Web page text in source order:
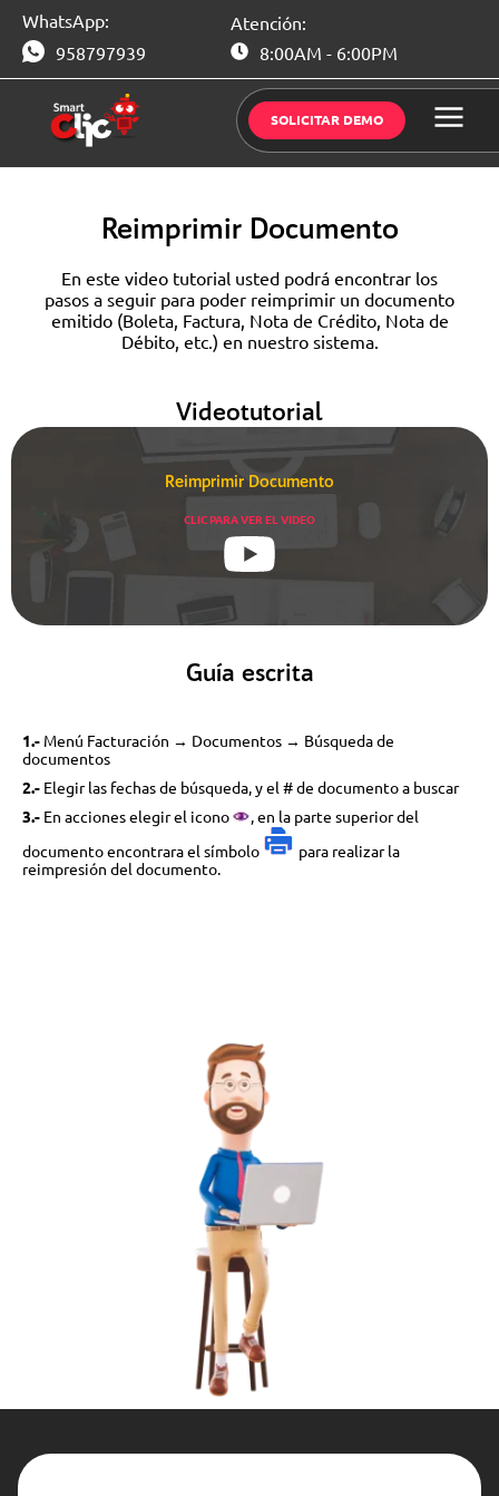
contenido
WhatsApp:
958797939
Atención:
8:00AM - 6:00PM
SOLICITAR DEMO
Reimprimir Documento
En este video tutorial usted podrá encontrar los
pasos a seguir para poder reimprimir un documento
emitido (Boleta, Factura, Nota de Crédito, Nota de
Débito, etc.) en nuestro sistema.
Videotutorial
Reimprimir Documento
CLIC PARA VER EL VIDEO
Guía escrita
1.- Menú Facturación → Documentos → Búsqueda de
documentos
2.- Elegir las fechas de búsqueda, y el # de documento a buscar
3.- En acciones elegir el icono
, en la parte superior del
documento encontrara el símbolo
para realizar la
reimpresión del documento.